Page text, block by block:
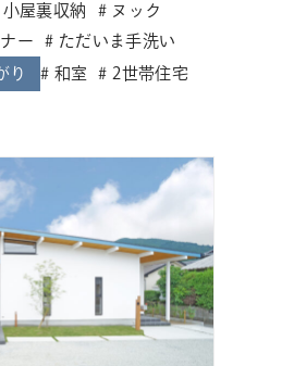
小屋裏収納
ヌック
ー
ただいま手洗い
り 和室
2世帯住宅